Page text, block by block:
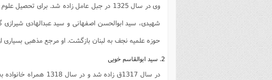
وی در سال 1325 در جبل عامل زاده شد. برای
شهیدی، سید ابوالحسن اصفهانی و سید عبدالهادی
حوزه علمیه نجف به لبنان بازگشت. او مرجع مذهبی بسیاری
2. سید ابوالقاسم خویی
در سال 1317ق زاده